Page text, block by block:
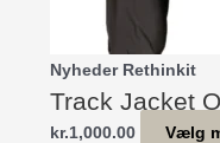
Nyheder Rethinkit
Track Jacket
kr.1,000.00 Vælg